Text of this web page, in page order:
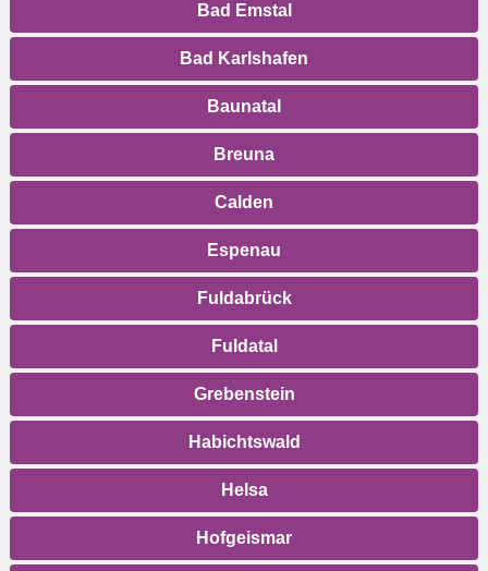
Bad Emstal
Bad Karlshafen
Baunatal
Breuna
Calden
Espenau
Fuldabrück
Fuldatal
Grebenstein
Habichtswald
Helsa
Hofgeismar